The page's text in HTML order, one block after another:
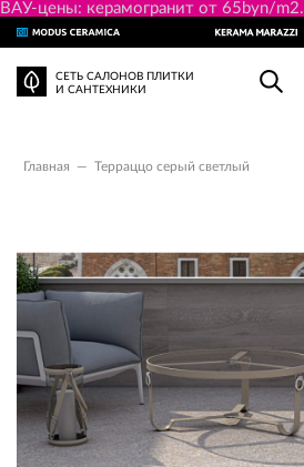
ВАУ-цены: керамогранит от 65byn/m2.
СЕТЬ САЛОНОВ ПЛИТКИ
И САНТЕХНИКИ
Главная — Терраццо серый светлый